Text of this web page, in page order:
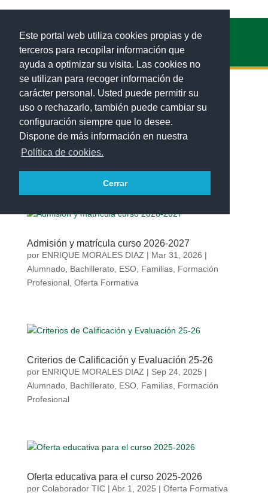
Este portal web utiliza cookies propias y de
terceros para recopilar información que
ayuda a optimizar su visita. Las cookies no
se utilizan para recoger información de
carácter personal. Usted puede permitir su
uso o rechazarlo, también puede cambiar su
configuración siempre que lo desee.
Dispone de más información en nuestra
Política de cookies.
Cerrar
Charla de Orientación – Itinerarios Formativos
porENRIQUE MORALES DIAZ
Admisión y matrícula curso 2026-2027
por ENRIQUE MORALES DIAZ | Mar 31, 2026 |
Alumnado, Bachillerato, ESO, Familias, Formación
Profesional, Oferta Formativa
Criterios de Calificación y Evaluación 25-26
por ENRIQUE MORALES DIAZ | Sep 24, 2025 |
Alumnado, Bachillerato, ESO, Familias, Formación
Profesional
Oferta educativa para el curso 2025-2026
por Colaborador TIC| Abr 1, 2025 | Oferta Formativa